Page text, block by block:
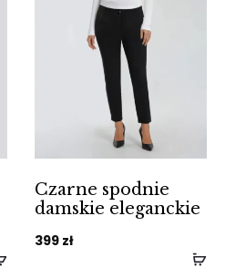
Czarne spodnie
damskie eleganckie
399 zł